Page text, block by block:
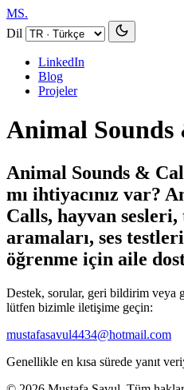
MS.
Dil
LinkedIn
Blog
Projeler
Animal Sounds
Animal Sounds &
mı ihtiyacınız var?
Calls, hayvan
aramaları, ses
öğrenme için aile
Destek, sorular, geri bildirim
lütfen bizimle iletişime geçin:
mustafasavul4434@hotmail.com
Genellikle en kısa sürede yanıt